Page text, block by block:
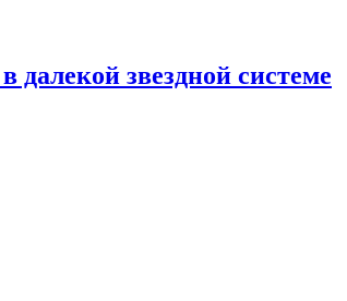
звездной системе